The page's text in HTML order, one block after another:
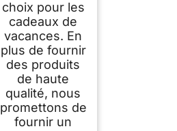
choix pour les
cadeaux de
vacances. En
plus de fournir
des produits
de haute
qualité, nous
promettons de
fournir un